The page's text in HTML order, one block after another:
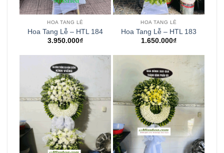
HOA TANG LỄ
Hoa Tang Lễ – HTL 184
3.950.000₫
HOA TANG LỄ
Hoa Tang Lễ – HTL 183
1.650.000₫